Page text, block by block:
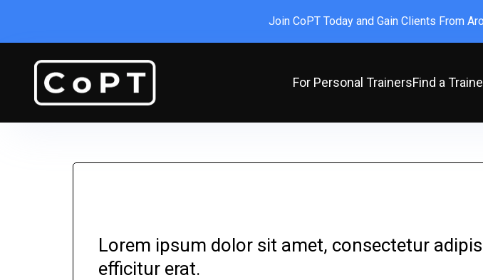
Join CoPT Today and Gain Clients From
For Personal TrainersFind a
Lorem ipsum dolor sit amet, consectetur
efficitur erat.